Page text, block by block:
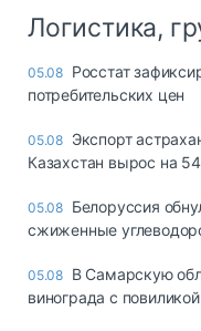
Логистика,
05.08 Росстат
потребительских цен
05.08 Экспорт
Казахстан вырос на
05.08 Белоруссия
сжиженные
05.08 В Самарскую
винограда с повиликой